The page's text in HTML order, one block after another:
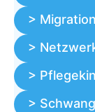
> Migration
>
>
>